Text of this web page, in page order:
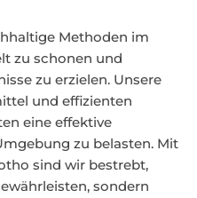
Methoden im
zu schonen und
zu erzielen. Unsere
und effizienten
eine effektive
zu belasten. Mit
sind wir bestrebt,
sondern